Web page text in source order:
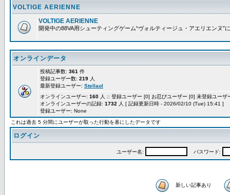
VOLTIGE AERIENNE
VOLTIGE AERIENNE
開発中の88VA用シューティングゲーム“ヴォルティージュ・アエリエンヌ”
オンラインデータ
投稿記事数: 361 件
登録ユーザー数: 219 人
最新登録ユーザー: Stellaol
オンラインユーザー: 160 人 :: 登録ユーザー [0] お忍びユーザー [0] 未登録ユー
オンラインユーザーの記録: 1732 人 [ 記録更新日時 - 2026/02/10 (Tue) 15:41 ]
登録ユーザー: None
これは過去 5 分間にユーザーが取った行動を基にしたデータです
ログイン
ユーザー名: パスワード:
新しい記事あり